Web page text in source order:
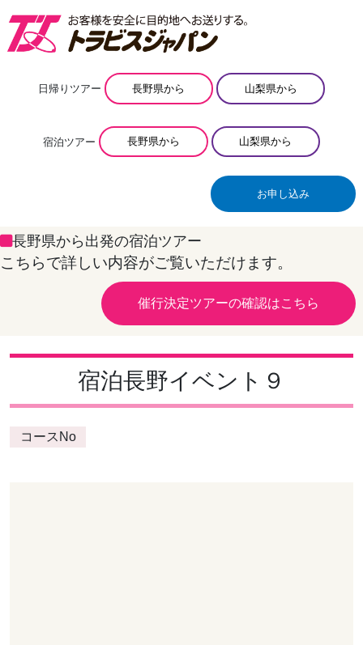
日帰りツアー 長野県から 山梨県から
宿泊ツアー 長野県から 山梨県から
お申し込み
長野県から出発の宿泊ツアー
こちらで詳しい内容がご覧いただけます。
催行決定ツアーの確認はこちら
宿泊長野イベント９
コースNo